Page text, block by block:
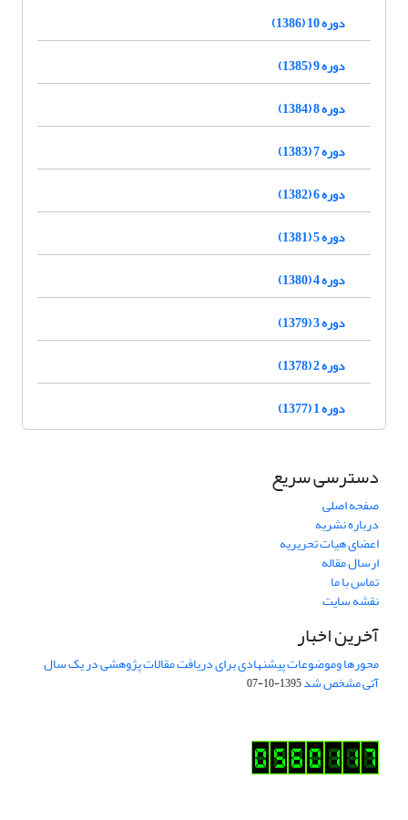
دوره 10 (1386)
دوره 9 (1385)
دوره 8 (1384)
دوره 7 (1383)
دوره 6 (1382)
دوره 5 (1381)
دوره 4 (1380)
دوره 3 (1379)
دوره 2 (1378)
دوره 1 (1377)
دسترسی سریع
صفحه اصلی
درباره نشریه
اعضای هیات تحریریه
ارسال مقاله
تماس با ما
نقشه سایت
آخرین اخبار
محورها وموضوعات پیشنهادی برای دریافت مقالات پژوهشی در یک سال
آتی مشخص شد1395-10-07